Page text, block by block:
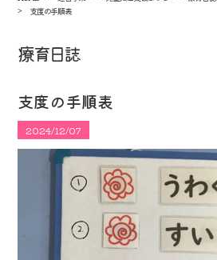
支度の手順表
療育日誌
支度の手順表
2024/12/07